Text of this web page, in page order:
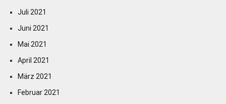
Juli 2021
Juni 2021
Mai 2021
April 2021
März 2021
Februar 2021